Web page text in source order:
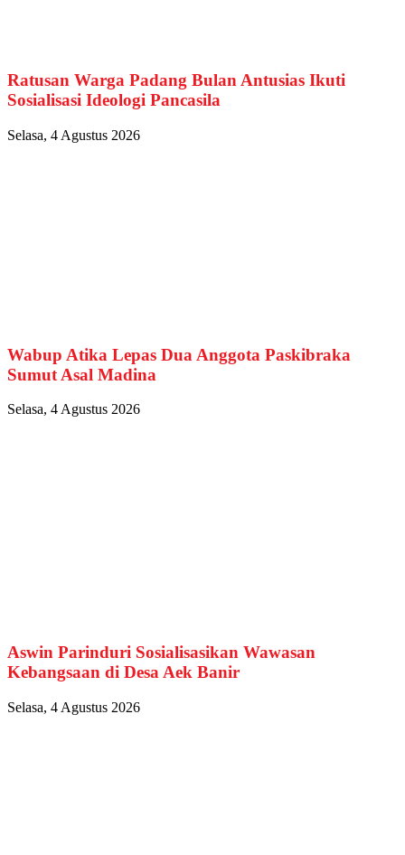
Ratusan Warga Padang Bulan Antusias Ikuti
Sosialisasi Ideologi Pancasila
Selasa, 4 Agustus 2026
Wabup Atika Lepas Dua Anggota Paskibraka
Sumut Asal Madina
Selasa, 4 Agustus 2026
Aswin Parinduri Sosialisasikan Wawasan
Kebangsaan di Desa Aek Banir
Selasa, 4 Agustus 2026